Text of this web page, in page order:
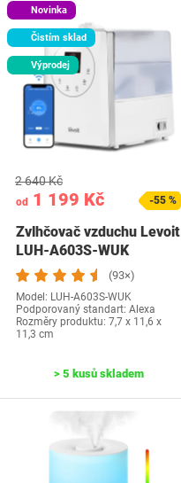
Novinka
Čistím sklad
Výprodej
od 1 199 Kč
2 640 Kč
-55 %
Zvlhčovač vzduchu Levoit
LUH-A603S-WUK
(93×)
Model: ‎LUH-A603S-WUK
Podporovaný standart: Alexa
Rozměry produktu‎: 7,7 x 11,6 x
11,3 cm
> 5 kusů skladem